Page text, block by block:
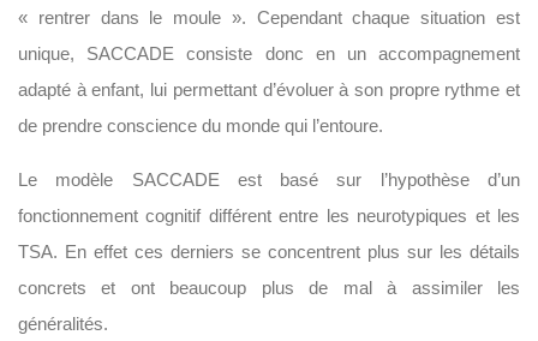
« rentrer dans le moule ». Cependant chaque situation est
unique, SACCADE consiste donc en un accompagnement
adapté à enfant, lui permettant d’évoluer à son propre rythme et
de prendre conscience du monde qui l’entoure.
Le modèle SACCADE est basé sur l’hypothèse d’un
fonctionnement cognitif différent entre les neurotypiques et les
TSA. En effet ces derniers se concentrent plus sur les détails
concrets et ont beaucoup plus de mal à assimiler les
généralités.